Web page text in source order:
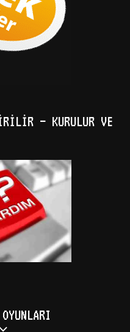
– KURULUR VE